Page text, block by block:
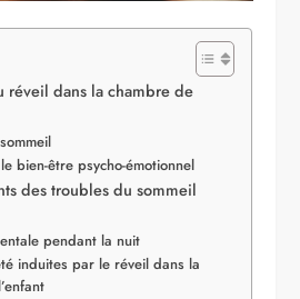
réveil dans la chambre de
bien-être psycho-émotionnel
des troubles du sommeil
pendant la nuit
induites par le réveil dans la